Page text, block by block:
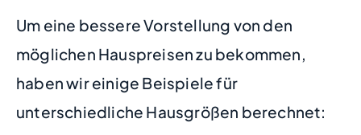
Um eine bessere Vorstellung von den
möglichen Hauspreisen zu bekommen,
haben wir einige Beispiele für
unterschiedliche Hausgrößen berechnet: